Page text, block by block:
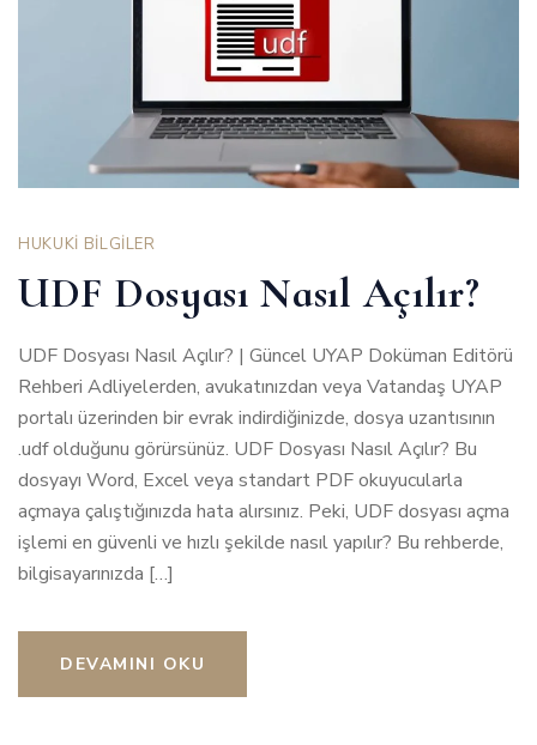
HUKUKİ BİLGİLER
UDF Dosyası Nasıl Açılır?
UDF Dosyası Nasıl Açılır? | Güncel UYAP Doküman Editörü
Rehberi Adliyelerden, avukatınızdan veya Vatandaş UYAP
portalı üzerinden bir evrak indirdiğinizde, dosya uzantısının
.udf olduğunu görürsünüz. UDF Dosyası Nasıl Açılır? Bu
dosyayı Word, Excel veya standart PDF okuyucularla
açmaya çalıştığınızda hata alırsınız. Peki, UDF dosyası açma
işlemi en güvenli ve hızlı şekilde nasıl yapılır? Bu rehberde,
bilgisayarınızda […]
DEVAMINI OKU